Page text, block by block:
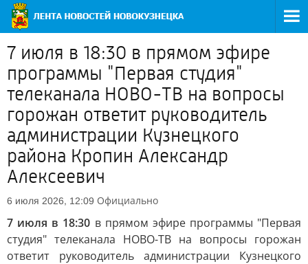
7 июля в 18:30 в прямом эфире
программы "Первая студия"
телеканала НОВО-ТВ на вопросы
горожан ответит руководитель
администрации Кузнецкого
района Кропин Александр
Алексеевич
6 июля 2026, 12:09 Официально
7 июля в 18:30 в прямом эфире программы "Первая
студия" телеканала НОВО-ТВ на вопросы горожан
ответит руководитель администрации Кузнецкого